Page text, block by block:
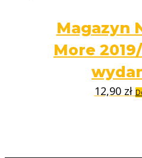
Magazyn
More
12,90 zł